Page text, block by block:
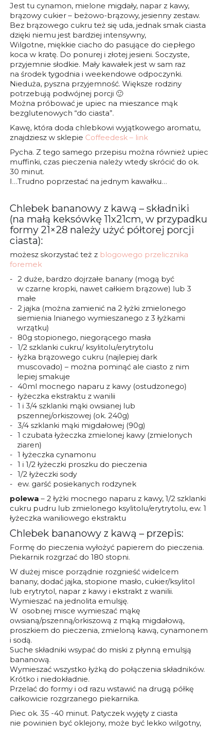
Jest tu cynamon, mielone migdały, napar z kawy,
brązowy cukier – beżowo-brązowy, jesienny zestaw.
Bez brązowego cukru też się uda, jednak smak ciasta
dzięki niemu jest bardziej intensywny,
Wilgotne, miękkie ciacho do pasujące do ciepłego
koca w kratę. Do ponurej i złotej jesieni. Soczyste,
przyjemnie słodkie. Mały kawałek jest w sam raz
na środek tygodnia i weekendowe odpoczynki.
Nieduża, pyszna przyjemność. Większe rodziny
potrzebują podwójnej porcji 🙂
Można próbować je upiec na mieszance mąk
bezglutenowych “do ciasta”.
Kawę, która doda chlebkowi wyjątkowego aromatu,
znajdziesz w sklepie Coffeedesk – link
Pycha. Z tego samego przepisu można również upiec
muffinki, czas pieczenia należy wtedy skrócić do ok.
30 minut.
I…Trudno poprzestać na jednym kawałku…
Chlebek bananowy z kawą – składniki
(na małą keksówkę 11x21cm, w przypadku
formy 21×28 należy użyć półtorej porcji
ciasta):
możesz skorzystać też z blogowego przelicznika
foremek
2 duże, bardzo dojrzałe banany (mogą być
w czarne kropki, nawet całkiem brązowe) lub 3
małe
2 jajka (można zamienić na 2 łyżki zmielonego
siemienia lnianego wymieszanego z 3 łyżkami
wrzątku)
80g stopionego, niegorącego masła
1/2 szklanki cukru/ ksylitolu/erytrytolu
łyżka brązowego cukru (najlepiej dark
muscovado) – można pominąć ale ciasto z nim
lepiej smakuje
40ml mocnego naparu z kawy (ostudzonego)
łyżeczka ekstraktu z wanilii
1 i 3/4 szklanki mąki owsianej lub
pszennej/orkiszowej (ok. 240g)
3/4 szklanki mąki migdałowej (90g)
1 czubata łyżeczka zmielonej kawy (zmielonych
ziaren)
1 łyżeczka cynamonu
1 i 1/2 łyżeczki proszku do pieczenia
1/2 łyżeczki sody
ew. garść posiekanych rodzynek
polewa – 2 łyżki mocnego naparu z kawy, 1/2 szklanki
cukru pudru lub zmielonego ksylitolu/erytrytolu, ew. 1
łyżeczka waniliowego ekstraktu
Chlebek bananowy z kawą – przepis:
Formę do pieczenia wyłożyć papierem do pieczenia.
Piekarnik rozgrzać do 180 stopni.
W dużej misce porządnie rozgnieść widelcem
banany, dodać jajka, stopione masło, cukier/ksylitol
lub erytrytol, napar z kawy i ekstrakt z wanilii.
Wymieszać na jednolita emulsję.
W osobnej misce wymieszać mąkę
owsianą/pszenną/orkiszową z mąką migdałową,
proszkiem do pieczenia, zmieloną kawą, cynamonem
i sodą.
Suche składniki wsypać do miski z płynną emulsją
bananową.
Wymieszać wszystko łyżką do połączenia składników.
Krótko i niedokładnie.
Przelać do formy i od razu wstawić na drugą półkę
całkowicie rozgrzanego piekarnika.
Piec ok. 35 -40 minut. Patyczek wyjęty z ciasta
nie powinien być oklejony, może być lekko wilgotny,